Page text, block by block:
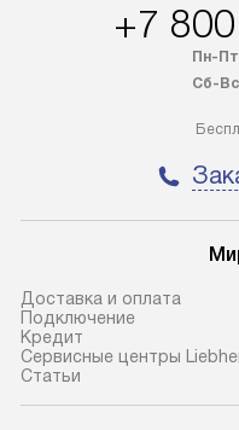
регионы
100% предоплаты
до представительства
транспортной
Москва. Пожалуйста,
условия доставки у
В оговоренный день
доставки доставит
прибор до подъезда.
требуется
+7
Пн-
Сб-
Доставка и оплата
Подключение
Кредит
Сервисные центры
Cтатьи